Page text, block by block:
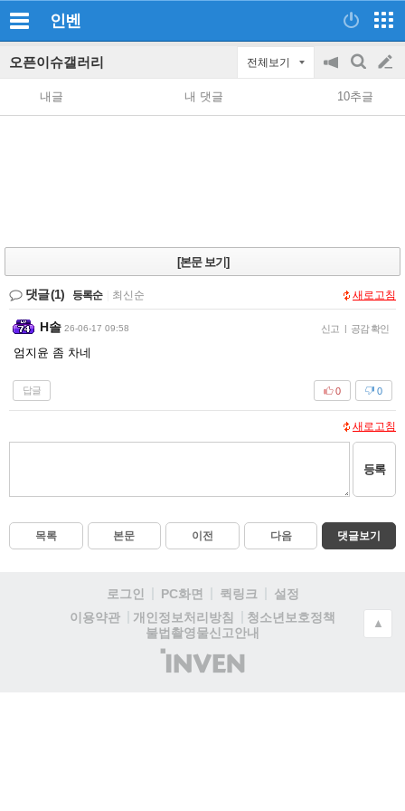
인벤
오픈이슈갤러리 전체보기
공
지
on/off
검
색
글
쓰
내글 내 댓글 10추글
[본문 보기]
댓글(1) 등록순 최신순 새로고침
H솔 26-06-17 09:58 신고 | 공감 확인
엄지윤 좀 차네
답글 0
0
새로고침
등록
목록 본문 이전 다음 댓글보기
로그인 PC화면 퀵링크
설정
이용약관
개인정보처리방침
청소년보호정책
불법촬영물신고안내
(주)
인
▲